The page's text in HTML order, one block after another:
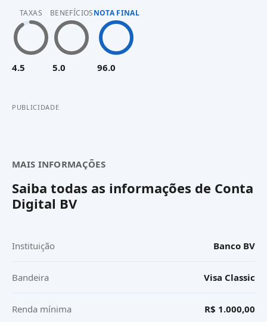
TAXAS
4.5
BENEFÍCIOS
5.0
NOTA FINAL
96.0
PUBLICIDADE
MAIS INFORMAÇÕES
Saiba todas as informações de Conta
Digital BV
Instituição Banco BV
Bandeira Visa Classic
Renda mínima R$ 1.000,00